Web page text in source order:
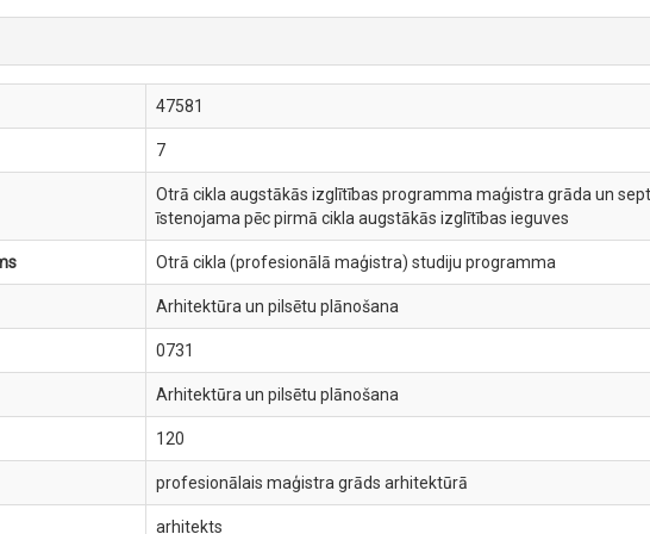
47581
7
Otrā cikla augstākās izglītības programma maģistra grāda un
īstenojama pēc pirmā cikla augstākās izglītības ieguves
Otrā cikla (profesionālā maģistra) studiju programma
Arhitektūra un pilsētu plānošana
0731
Arhitektūra un pilsētu plānošana
120
profesionālais maģistra grāds arhitektūrā
arhitekts